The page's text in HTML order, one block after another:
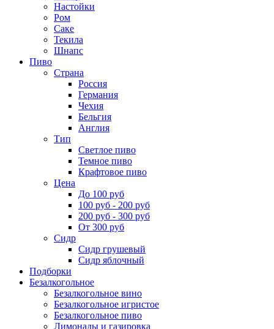
Настойки
Ром
Саке
Текила
Шнапс
Пиво
Страна
Россия
Германия
Чехия
Бельгия
Англия
Тип
Светлое пиво
Темное пиво
Крафтовое пиво
Цена
До 100 руб
100 руб - 200 руб
200 руб - 300 руб
От 300 руб
Сидр
Сидр грушевый
Сидр яблочный
Подборки
Безалкогольное
Безалкогольное вино
Безалкогольное игристое
Безалкогольное пиво
Лимонады и газировка